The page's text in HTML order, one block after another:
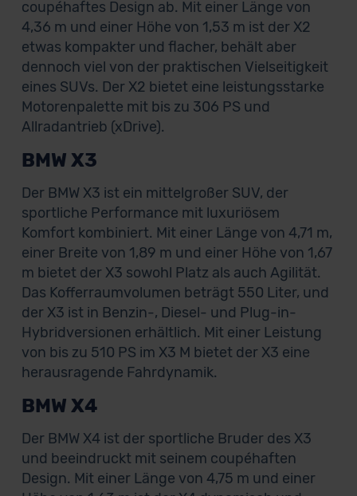
coupéhaftes Design ab. Mit einer Länge von
4,36 m und einer Höhe von 1,53 m ist der X2
etwas kompakter und flacher, behält aber
dennoch viel von der praktischen Vielseitigkeit
eines SUVs. Der X2 bietet eine leistungsstarke
Motorenpalette mit bis zu 306 PS und
Allradantrieb (xDrive).
BMW X3
Der BMW X3 ist ein mittelgroßer SUV, der
sportliche Performance mit luxuriösem
Komfort kombiniert. Mit einer Länge von 4,71 m,
einer Breite von 1,89 m und einer Höhe von 1,67
m bietet der X3 sowohl Platz als auch Agilität.
Das Kofferraumvolumen beträgt 550 Liter, und
der X3 ist in Benzin-, Diesel- und Plug-in-
Hybridversionen erhältlich. Mit einer Leistung
von bis zu 510 PS im X3 M bietet der X3 eine
herausragende Fahrdynamik.
BMW X4
Der BMW X4 ist der sportliche Bruder des X3
und beeindruckt mit seinem coupéhaften
Design. Mit einer Länge von 4,75 m und einer